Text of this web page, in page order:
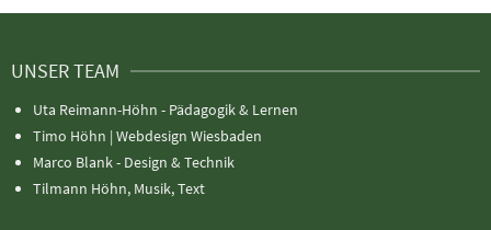
UNSER TEAM
Uta Reimann-Höhn - Pädagogik & Lernen
Timo Höhn | Webdesign Wiesbaden
Marco Blank - Design & Technik
Tilmann Höhn, Musik, Text